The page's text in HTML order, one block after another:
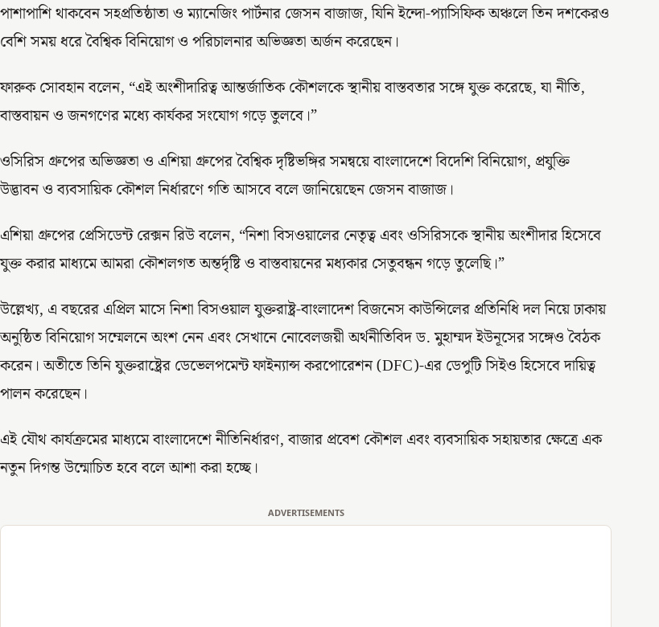
পাশাপাশি থাকবেন সহপ্রতিষ্ঠাতা ও ম্যানেজিং পার্টনার জেসন বাজাজ, যিনি ইন্দো-প্যাসিফিক অঞ্চলে তিন দশকেরও
বেশি সময় ধরে বৈশ্বিক বিনিয়োগ ও পরিচালনার অভিজ্ঞতা অর্জন করেছেন।
ফারুক সোবহান বলেন, “এই অংশীদারিত্ব আন্তর্জাতিক কৌশলকে স্থানীয় বাস্তবতার সঙ্গে যুক্ত করেছে, যা নীতি,
বাস্তবায়ন ও জনগণের মধ্যে কার্যকর সংযোগ গড়ে তুলবে।”
ওসিরিস গ্রুপের অভিজ্ঞতা ও এশিয়া গ্রুপের বৈশ্বিক দৃষ্টিভঙ্গির সমন্বয়ে বাংলাদেশে বিদেশি বিনিয়োগ, প্রযুক্তি
উদ্ভাবন ও ব্যবসায়িক কৌশল নির্ধারণে গতি আসবে বলে জানিয়েছেন জেসন বাজাজ।
এশিয়া গ্রুপের প্রেসিডেন্ট রেক্সন রিউ বলেন, “নিশা বিসওয়ালের নেতৃত্ব এবং ওসিরিসকে স্থানীয় অংশীদার হিসেবে
যুক্ত করার মাধ্যমে আমরা কৌশলগত অন্তর্দৃষ্টি ও বাস্তবায়নের মধ্যকার সেতুবন্ধন গড়ে তুলেছি।”
উল্লেখ্য, এ বছরের এপ্রিল মাসে নিশা বিসওয়াল যুক্তরাষ্ট্র-বাংলাদেশ বিজনেস কাউন্সিলের প্রতিনিধি দল নিয়ে ঢাকায়
অনুষ্ঠিত বিনিয়োগ সম্মেলনে অংশ নেন এবং সেখানে নোবেলজয়ী অর্থনীতিবিদ ড. মুহাম্মদ ইউনূসের সঙ্গেও বৈঠক
করেন। অতীতে তিনি যুক্তরাষ্ট্রের ডেভেলপমেন্ট ফাইন্যান্স করপোরেশন (DFC)-এর ডেপুটি সিইও হিসেবে দায়িত্ব
পালন করেছেন।
এই যৌথ কার্যক্রমের মাধ্যমে বাংলাদেশে নীতিনির্ধারণ, বাজার প্রবেশ কৌশল এবং ব্যবসায়িক সহায়তার ক্ষেত্রে এক
নতুন দিগন্ত উন্মোচিত হবে বলে আশা করা হচ্ছে।
ADVERTISEMENTS